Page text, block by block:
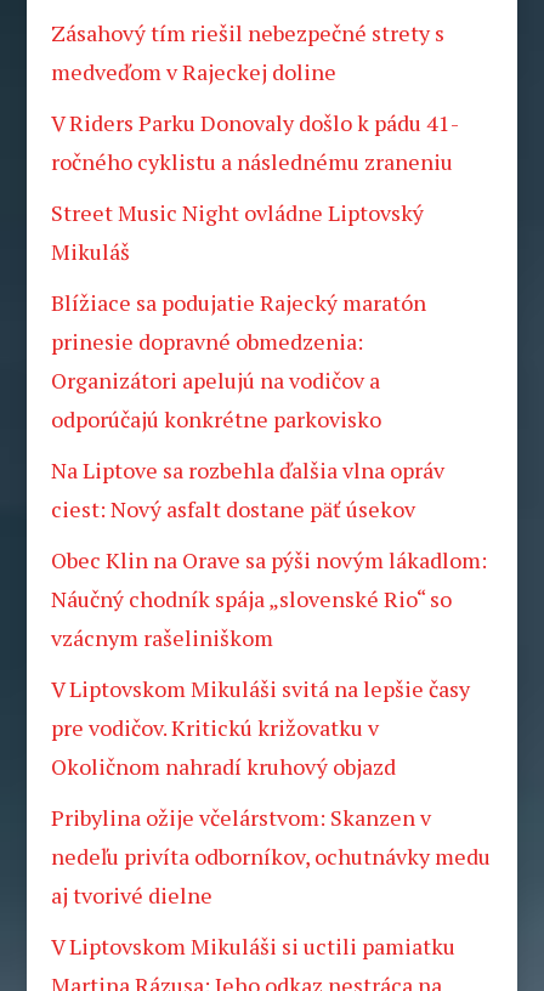
Zásahový tím riešil nebezpečné strety s
medveďom v Rajeckej doline
V Riders Parku Donovaly došlo k pádu 41-
ročného cyklistu a následnému zraneniu
Street Music Night ovládne Liptovský
Mikuláš
Blížiace sa podujatie Rajecký maratón
prinesie dopravné obmedzenia:
Organizátori apelujú na vodičov a
odporúčajú konkrétne parkovisko
Na Liptove sa rozbehla ďalšia vlna opráv
ciest: Nový asfalt dostane päť úsekov
Obec Klin na Orave sa pýši novým lákadlom:
Náučný chodník spája „slovenské Rio“ so
vzácnym rašeliniškom
V Liptovskom Mikuláši svitá na lepšie časy
pre vodičov. Kritickú križovatku v
Okoličnom nahradí kruhový objazd
Pribylina ožije včelárstvom: Skanzen v
nedeľu privíta odborníkov, ochutnávky medu
aj tvorivé dielne
V Liptovskom Mikuláši si uctili pamiatku
Martina Rázusa: Jeho odkaz nestráca na